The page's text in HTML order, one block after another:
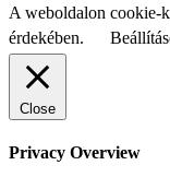
A weboldalon cookie-
érdekében.
Close
Privacy Overview